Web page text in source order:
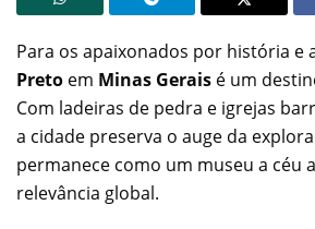
Para os apaixonados por história e
Preto em Minas Gerais é um
Com ladeiras de pedra e igrejas
a cidade preserva o auge da
permanece como um museu a céu
relevância global.